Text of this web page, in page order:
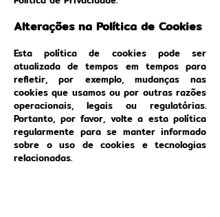
Alterações na Política de Cookies
Esta política de cookies pode ser
atualizada de tempos em tempos para
refletir, por exemplo, mudanças nas
cookies que usamos ou por outras razões
operacionais, legais ou regulatórias.
Portanto, por favor, volte a esta política
regularmente para se manter informado
sobre o uso de cookies e tecnologias
relacionadas.